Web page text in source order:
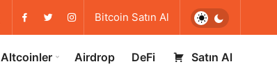
Bitcoin Satın Al
Altcoinler Airdrop DeFi Satın Al